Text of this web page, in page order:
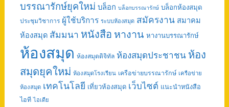
บรรณารักษ์ยุคใหม่ บล็อก บล็อกบรรณารักษ์ บล็อกห้องสมุด
ประชุมวิชาการ ผู้ใช้บริการ ระบบห้องสมุด สมัครงาน สมาคม
ห้องสมุด สัมมนา หนังสือ หางาน หางานบรรณารักษ์
ห้องสมุด ห้องสมุดดิจิทัล ห้องสมุดประชาชน ห้อง
สมุดยุคใหม่ ห้องสมุดโรงเรียน เครือข่ายบรรณารักษ์ เครือข่าย
ห้องสมุด เทคโนโลยี เที่ยวห้องสมุด เว็บไซต์ แนะนำหนังสือ
ไอที ไอเดีย